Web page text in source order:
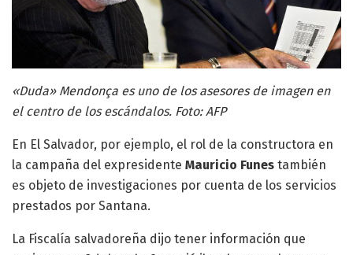
«Duda» Mendonça es uno de los asesores de imagen en
el centro de los escándalos. Foto: AFP
En El Salvador, por ejemplo, el rol de la constructora en
la campaña del expresidente Mauricio Funes también
es objeto de investigaciones por cuenta de los servicios
prestados por Santana.
La Fiscalía salvadoreña dijo tener información que